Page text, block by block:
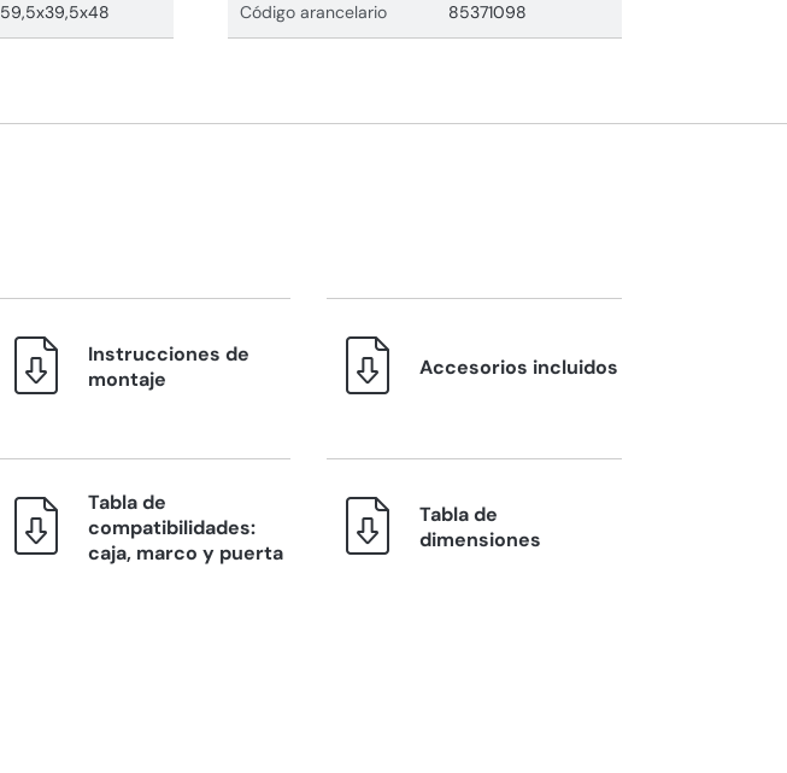
59,5x39,5x48 Código arancelario 85371098
Instrucciones de
montaje
Accesorios incluidos
Tabla de
compatibilidades:
caja, marco y puerta
Tabla de
dimensiones